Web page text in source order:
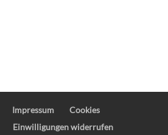
Impressum
Cookies
Einwilligungen widerrufen